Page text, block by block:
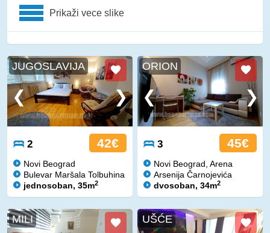
Prikaži vece slike
JUGOSLAVIJA
2 42€
Novi Beograd
Bulevar Maršala Tolbuhina
jednosoban, 35m2
ORION
3 45€
Novi Beograd, Arena
Arsenija Čarnojevića
dvosoban, 34m2
MILI UŠĆE